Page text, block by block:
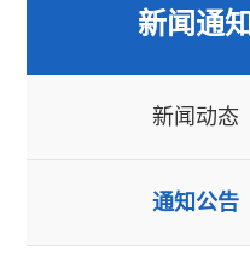
新闻通知
新闻动态
通知公告